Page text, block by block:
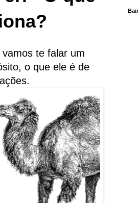
te falar um
o que ele é de